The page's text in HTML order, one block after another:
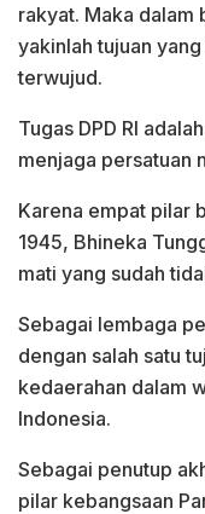
rakyat. Maka
yakinlah tujuan
terwujud.
Tugas DPD RI
menjaga persatuan
Karena empat pilar
1945, Bhineka
mati yang sudah
Sebagai lembaga
dengan salah satu
kedaerahan dalam
Indonesia.
Sebagai penutup
pilar kebangsaan